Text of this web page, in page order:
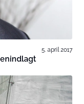
5. april 2017